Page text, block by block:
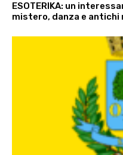
ESOTERIKA: un
mistero, danza e